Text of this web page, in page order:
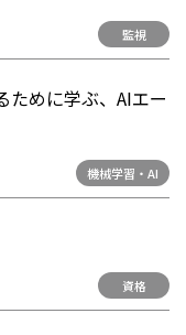
監視
めに学ぶ、AIエー
機械学習・AI
資格